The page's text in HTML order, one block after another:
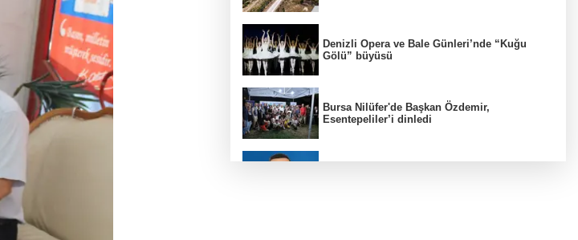
Denizli Opera ve Bale Günleri’nde “Kuğu
Gölü” büyüsü
Bursa Nilüfer'de Başkan Özdemir,
Esentepeliler’i dinledi